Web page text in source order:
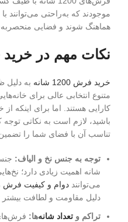
موجودند که به‌راحتی می‌توانند
هماهنگ شوند و فضایی
نکات مهم در خرید فرش
خرید فرش 1200 شانه
به دلیل
متنوع انتخابی عالی برای
کارایی هستند. اما برای اینکه
باشید، لازم است به نکاتی
تناسب آن با فضای شما را
توجه به جنس نخ و الیاف:
شانه اهمیت زیادی دارد؛
می‌توانند دوام و کیفیت فرش
دلیل مقاومت و لطافت
تراکم و تعداد شانه‌ها: